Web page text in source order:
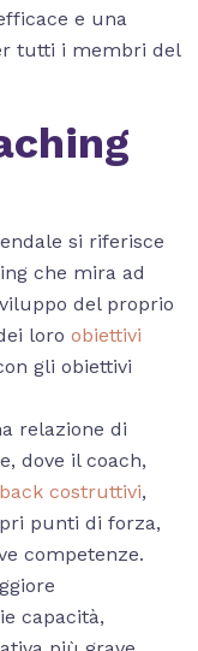
e una
tutti i membri del
si riferisce
che mira ad
del proprio
loro obiettivi
gli obiettivi
relazione di
dove il coach,
costruttivi,
punti di forza,
competenze.
capacità,